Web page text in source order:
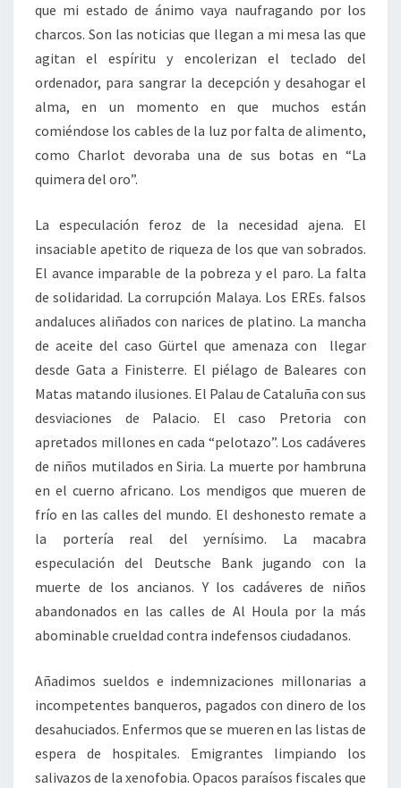
que mi estado de ánimo vaya naufragando por los
charcos. Son las noticias que llegan a mi mesa las que
agitan el espíritu y encolerizan el teclado del
ordenador, para sangrar la decepción y desahogar el
alma, en un momento en que muchos están
comiéndose los cables de la luz por falta de alimento,
como Charlot devoraba una de sus botas en “La
quimera del oro”.
La especulación feroz de la necesidad ajena. El
insaciable apetito de riqueza de los que van sobrados.
El avance imparable de la pobreza y el paro. La falta
de solidaridad. La corrupción Malaya. Los EREs. falsos
andaluces aliñados con narices de platino. La mancha
de aceite del caso Gürtel que amenaza con llegar
desde Gata a Finisterre. El piélago de Baleares con
Matas matando ilusiones. El Palau de Cataluña con sus
desviaciones de Palacio. El caso Pretoria con
apretados millones en cada “pelotazo”. Los cadáveres
de niños mutilados en Siria. La muerte por hambruna
en el cuerno africano. Los mendigos que mueren de
frío en las calles del mundo. El deshonesto remate a
la portería real del yernísimo. La macabra
especulación del Deutsche Bank jugando con la
muerte de los ancianos. Y los cadáveres de niños
abandonados en las calles de Al Houla por la más
abominable crueldad contra indefensos ciudadanos.
Añadimos sueldos e indemnizaciones millonarias a
incompetentes banqueros, pagados con dinero de los
desahuciados. Enfermos que se mueren en las listas de
espera de hospitales. Emigrantes limpiando los
salivazos de la xenofobia. Opacos paraísos fiscales que